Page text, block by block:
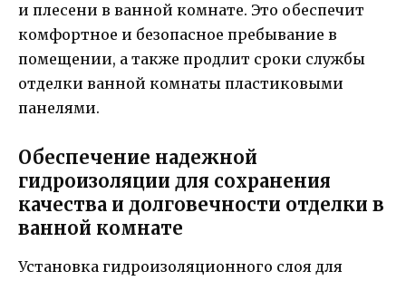
и плесени в ванной комнате. Это обеспечит
комфортное и безопасное пребывание в
помещении, а также продлит сроки службы
отделки ванной комнаты пластиковыми
панелями.
Обеспечение надежной
гидроизоляции для сохранения
качества и долговечности отделки в
ванной комнате
Установка гидроизоляционного слоя для